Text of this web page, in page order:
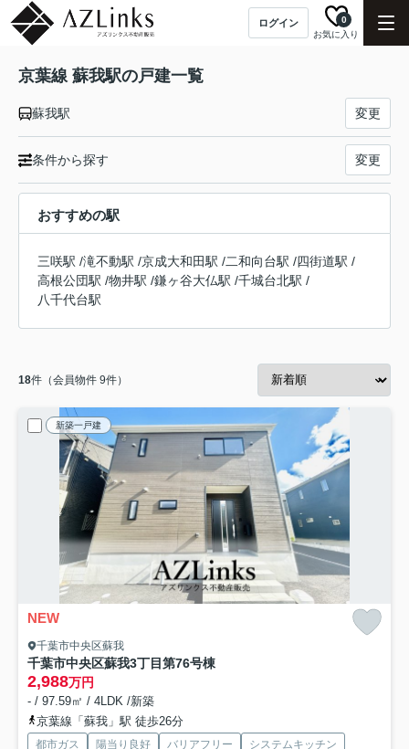
ログイン
お気に入り
0
京葉線 蘇我駅の戸建一覧
蘇我駅 変更
条件から探す 変更
おすすめの駅
三咲駅 /滝不動駅 /京成大和田駅 /二和向台駅 /四街道駅 /
高根公団駅 /物井駅 /鎌ヶ谷大仏駅 /千城台北駅 /
八千代台駅
18件（会員物件 9件）
新築一戸建
NEW
千葉市中央区蘇我
千葉市中央区蘇我3丁目第76号棟
2,988万円
- / 97.59㎡ / 4LDK /新築
京葉線「蘇我」駅 徒歩26分
都市ガス 陽当り良好 バリアフリー
システムキッチン